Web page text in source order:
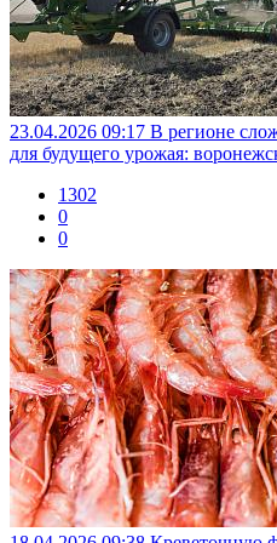
23.04.2026 09:17 В регионе
для будущего урожая:
1302
0
0